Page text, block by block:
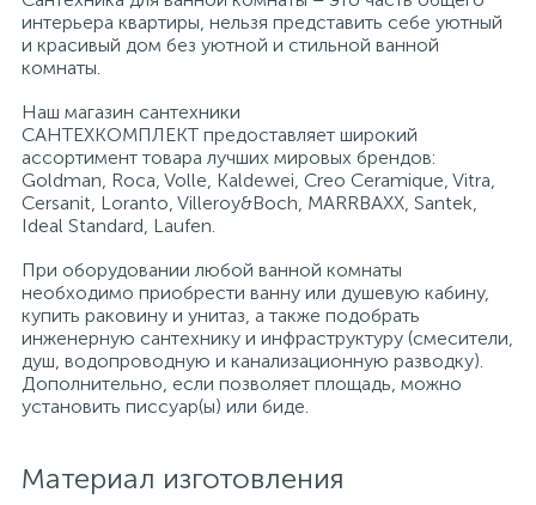
интерьера квартиры, нельзя представить себе уютный
и красивый дом без уютной и стильной ванной
комнаты.
Наш магазин сантехники
САНТЕХКОМПЛЕКТ предоставляет широкий
ассортимент товара лучших мировых брендов:
Goldman, Roca, Volle, Kaldewei, Creo Ceramique, Vitra,
Cersanit, Loranto, Villeroy&Boch, MARRBAXX, Santek,
Ideal Standard, Laufen.
При оборудовании любой ванной комнаты
необходимо приобрести ванну или душевую кабину,
купить раковину и унитаз, а также подобрать
инженерную сантехнику и инфраструктуру (смесители,
душ, водопроводную и канализационную разводку).
Дополнительно, если позволяет площадь, можно
установить писсуар(ы) или биде.
Материал изготовления
Полотенцесушители
Душевые трапы
Сифоны и выпуски
Аксессуары для ванной